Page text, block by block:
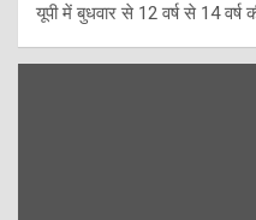
यूपी में बुधवार से 12 वर्ष से 14